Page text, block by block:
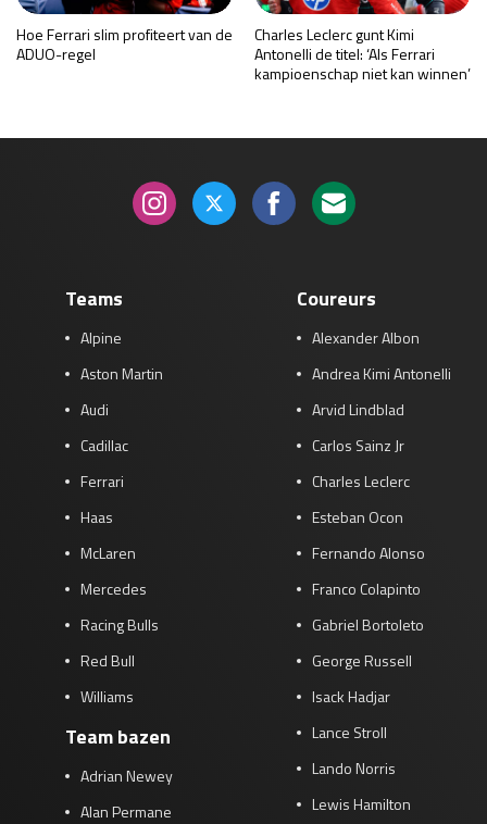
Hoe Ferrari slim profiteert van de
ADUO-regel
Charles Leclerc gunt Kimi
Antonelli de titel: ‘Als Ferrari
kampioenschap niet kan winnen’
Teams
Alpine
Aston Martin
Audi
Cadillac
Ferrari
Haas
McLaren
Mercedes
Racing Bulls
Red Bull
Williams
Team bazen
Adrian Newey
Alan Permane
Coureurs
Alexander Albon
Andrea Kimi Antonelli
Arvid Lindblad
Carlos Sainz Jr
Charles Leclerc
Esteban Ocon
Fernando Alonso
Franco Colapinto
Gabriel Bortoleto
George Russell
Isack Hadjar
Lance Stroll
Lando Norris
Lewis Hamilton